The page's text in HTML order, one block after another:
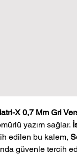
X 0,7 Mm Gri
yazım sağlar.
edilen bu kalem,
güvenle tercih